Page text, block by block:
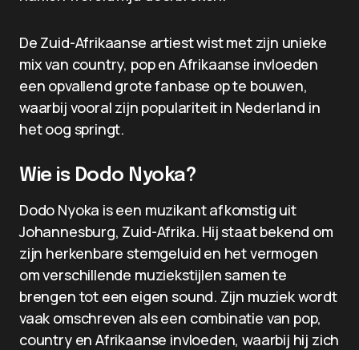
De Zuid-Afrikaanse artiest wist met zijn unieke
mix van country, pop en Afrikaanse invloeden
een opvallend grote fanbase op te bouwen,
waarbij vooral zijn populariteit in Nederland in
het oog springt.
Wie is Dodo Nyoka?
Dodo Nyoka is een muzikant afkomstig uit
Johannesburg, Zuid-Afrika. Hij staat bekend om
zijn herkenbare stemgeluid en het vermogen
om verschillende muziekstijlen samen te
brengen tot een eigen sound. Zijn muziek wordt
vaak omschreven als een combinatie van pop,
country en Afrikaanse invloeden, waarbij hij zich